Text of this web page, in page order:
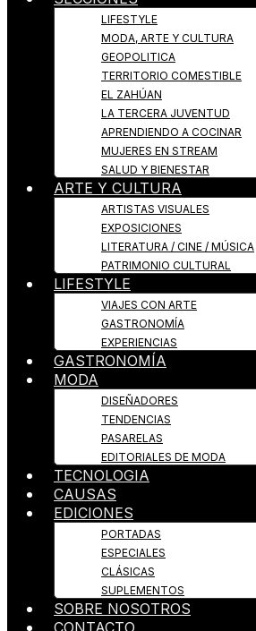
LIFESTYLE
MODA, ARTE Y CULTURA
GEOPOLITICA
TERRITORIO COMESTIBLE
EL ZAHÚAN
LA TERCERA JUVENTUD
APRENDIENDO A COCINAR
MUJERES EN STREAM
SALUD Y BIENESTAR
ARTE Y CULTURA
ARTISTAS VISUALES
EXPOSICIONES
LITERATURA / CINE / MÚSICA
PATRIMONIO CULTURAL
LIFESTYLE
VIAJES CON ARTE
GASTRONOMÍA
EXPERIENCIAS
GASTRONOMÍA
MODA
DISEÑADORES
TENDENCIAS
PASARELAS
EDITORIALES DE MODA
TECNOLOGIA
CAUSAS
EDICIONES
PORTADAS
ESPECIALES
CLÁSICAS
SUPLEMENTOS
SOBRE NOSOTROS